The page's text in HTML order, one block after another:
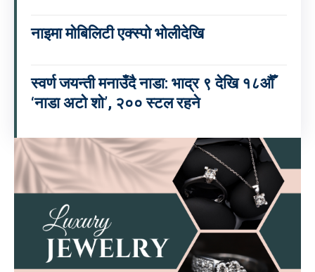
नाइमा मोबिलिटी एक्स्पो भोलीदेखि
स्वर्ण जयन्ती मनाउँदै नाडा: भाद्र ९ देखि १८औँ
‘नाडा अटो शो’, २०० स्टल रहने